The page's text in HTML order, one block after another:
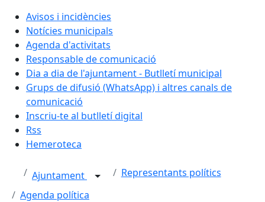
Avisos i incidències
Notícies municipals
Agenda d'activitats
Responsable de comunicació
Dia a dia de l'ajuntament - Butlletí municipal
Grups de difusió (WhatsApp) i altres canals de
comunicació
Inscriu-te al butlletí digital
Rss
Hemeroteca
Ajuntament
Representants polítics
Agenda política